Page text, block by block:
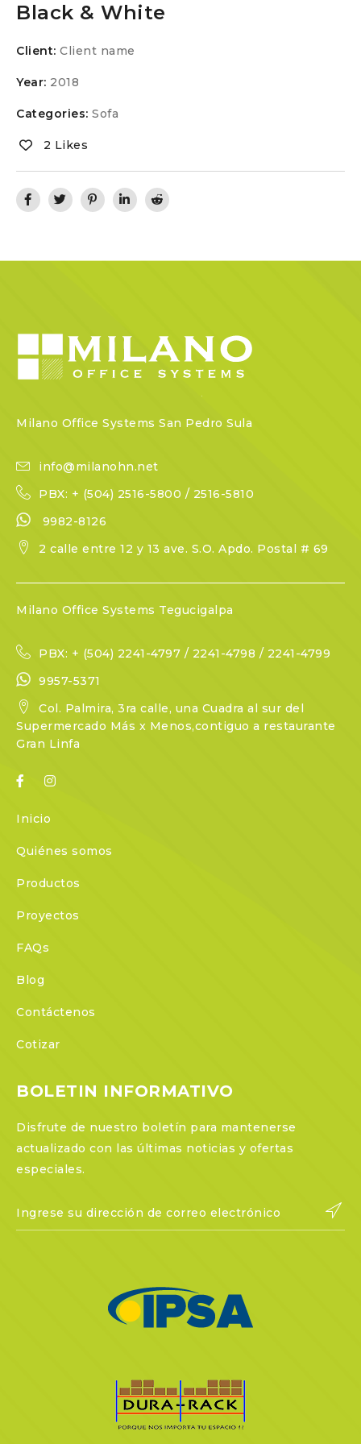
Black & White
Client: Client name
Year: 2018
Categories: Sofa
2 Likes
Milano Office Systems San Pedro Sula
info@milanohn.net
PBX: + (504) 2516-5800 / 2516-5810
9982-8126
2 calle entre 12 y 13 ave. S.O. Apdo. Postal # 69
Milano Office Systems Tegucigalpa
PBX: + (504) 2241-4797 / 2241-4798 / 2241-4799
9957-5371
Col. Palmira, 3ra calle, una Cuadra al sur del
Supermercado Más x Menos,contiguo a restaurante
Gran Linfa
Inicio
Quiénes somos
Productos
Proyectos
FAQs
Blog
Contáctenos
Cotizar
BOLETIN INFORMATIVO
Disfrute de nuestro boletín para mantenerse
actualizado con las últimas noticias y ofertas
especiales.